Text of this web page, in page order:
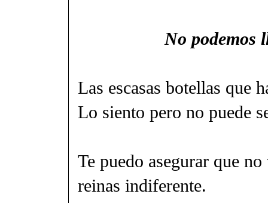
No podemos
Las escasas botellas que
Lo siento pero no puede
Te puedo asegurar que
reinas indiferente.